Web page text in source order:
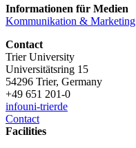
Informationen für Medien
Kommunikation & Marketing
Contact
Trier University
Universitätsring 15
54296 Trier, Germany
+49 651 201-0
infouni-trierde
Contact
Facilities